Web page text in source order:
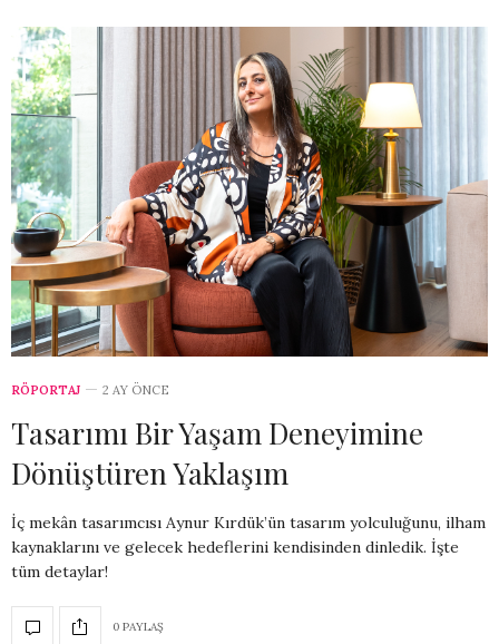
RÖPORTAJ 2 AY ÖNCE
Tasarımı Bir Yaşam Deneyimine
Dönüştüren Yaklaşım
İç mekân tasarımcısı Aynur Kırdük’ün tasarım yolculuğunu, ilham
kaynaklarını ve gelecek hedeflerini kendisinden dinledik. İşte
tüm detaylar!
0 PAYLAŞ